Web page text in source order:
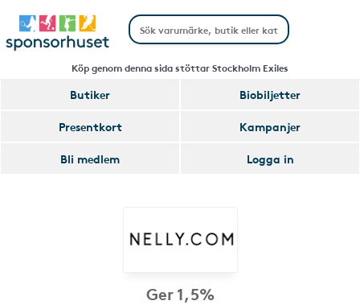
Köp genom denna sida stöttar Stockholm Exiles
Butiker
Biobiljetter
Presentkort
Kampanjer
Bli medlem
Logga in
Ger 1,5%